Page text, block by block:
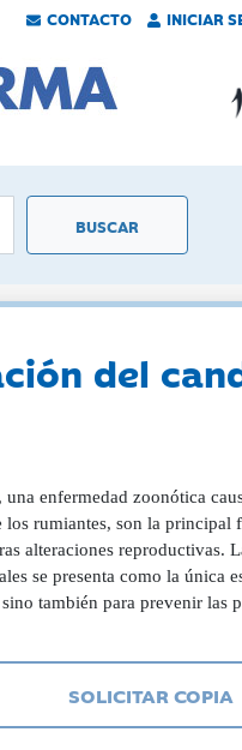
CONTACTO INICIAR
del
enfermedad zoonótica
rumiantes, son la principal
alteraciones reproductivas.
se presenta como la única
también para prevenir las
SOLICITAR COPIA